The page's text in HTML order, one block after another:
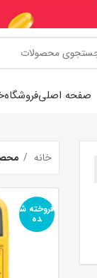
صفحه اصلیفروشگاه
خانه
فروخته ش
ده